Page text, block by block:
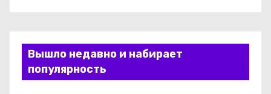
Вышло недавно и набирает
популярность